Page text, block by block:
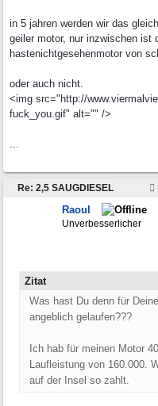
in 5 jahren werden wir das
geiler motor, nur inzwischen ist
hastenichtgesehenmotor von
oder auch nicht.
<img src="http://
fuck_you.gif" alt="" />
...
Re: 2,5 SAUGDIESEL
Raoul
Unverbesserlicher
Zitat
Was hast Du denn für
angeblich gelaufen???
Ich hab für meinen Motor
Laufleistung von 160.000.
auf der Insel so zahlt.